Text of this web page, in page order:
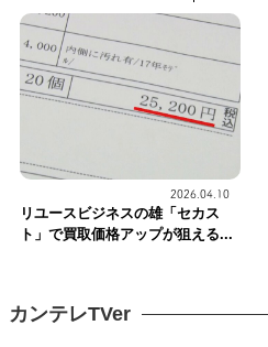
2026.04.10
リユースビジネスの雄「セカス
ト」で買取価格アップが狙える...
カンテレTVer